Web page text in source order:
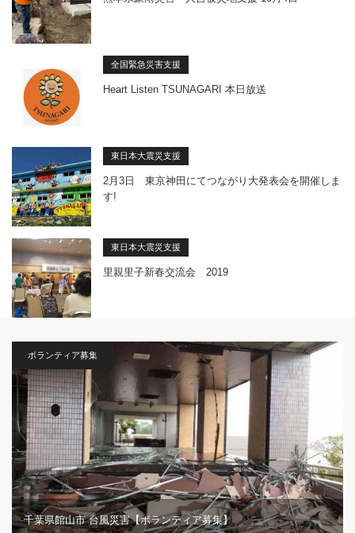
全国緊急災害支援
Heart Listen TSUNAGARI 本日放送
東日本大震災支援
2月3日 東京神田にてつながり大発表会を開催しま
す!
東日本大震災支援
里親里子新春交流会 2019
ボランティア募集
千葉県館山市 台風災害【ボランティア募集】